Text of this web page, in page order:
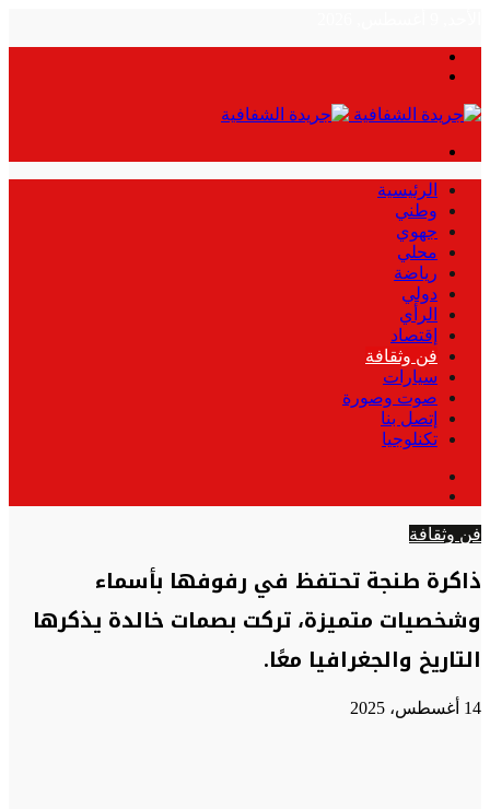
الرئيسية
وطني
جهوي
محلي
رياضة
دولي
الرأي
إقتصاد
فن وثقافة
سيارات
صوت وصورة
إتصل بنا
تكنلوجيا
فن وثقافة
ذاكرة طنجة تحتفظ في رفوفها بأسماء
وشخصيات متميزة، تركت بصمات خالدة يذكرها
التاريخ والجغرافيا معًا.
14 أغسطس، 2025